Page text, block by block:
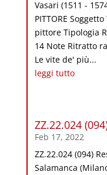
Vasari (1511 -
PITTORE
pittore Tipologia
14 Note Ritratto
Le vite de' più...
leggi tutto
ZZ.22.024
Feb 17, 2022
ZZ.22.024 (094)
Salamanca